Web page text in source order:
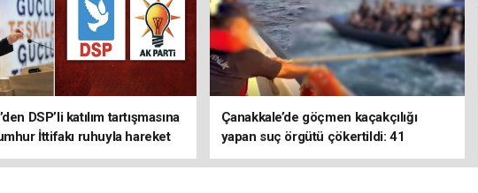
DSP’li katılım tartışmasına
İttifakı ruhuyla hareket
Çanakkale’de göçmen kaçakçılığı
yapan suç örgütü çökertildi: 41
tutuklama